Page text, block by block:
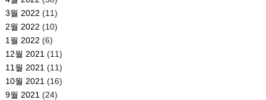
3월 2022 (11)
2월 2022 (10)
1월 2022 (6)
12월 2021 (11)
11월 2021 (11)
10월 2021 (16)
9월 2021 (24)